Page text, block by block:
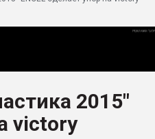
2015"
victory